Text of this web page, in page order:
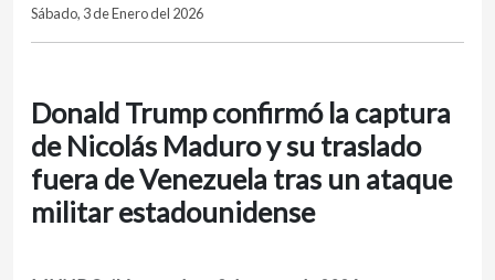
Sábado, 3 de Enero del 2026
Donald Trump confirmó la captura
de Nicolás Maduro y su traslado
fuera de Venezuela tras un ataque
militar estadounidense